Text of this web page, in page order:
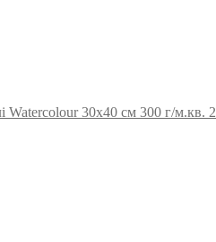
30х40 см 300 г/м.кв.